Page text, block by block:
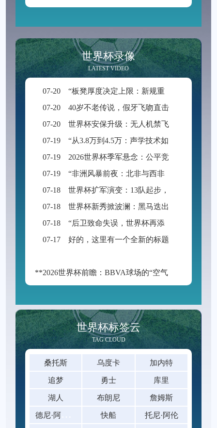
世界杯录像
LATEST VIDEO
07-20
“板凳厚度决定上限：新规重塑世界杯积分格局”
07-20
40岁不老传说，假牙飞吻直击破门一刻
07-20
世界杯安保升级：无人机禁飞范围扩展至周边2公里
07-19
“从3.8万到4.5万：声学技术如何重塑BMO Field的世界杯级声场体验”
07-19
2026世界杯季军悬念：公平竞赛分或成最终胜负手
07-19
“非洲风暴前夜：北非与西非九强争锋，世界杯入场券暗战升级”
07-18
世界杯扩军演变：13队起步，48队启航
07-18
世界杯新秀掀波澜：黑马迭出挑战传统强权
07-18
“后卫致命失误，世界杯再添荒诞瞬间”
07-17
好的，这里有一个全新的标题供您参考：
**2026世界杯前瞻：BBVA球场的“空气动力学”——538米海拔如何改写足球的抛物线**
世界杯标签云
TAG CLOUD
桑托斯 乌度卡 加内特
追梦 勇士 库里
湖人 布朗尼 詹姆斯
快船 托尼·阿伦